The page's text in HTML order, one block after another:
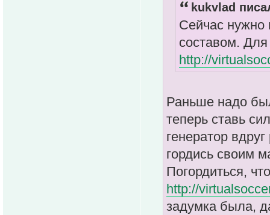
kukvlad
Сейчас нужно
составом.
http://
Раньше надо
теперь ставь
генератор
гордись своим
Погордиться,
http://
задумка была,